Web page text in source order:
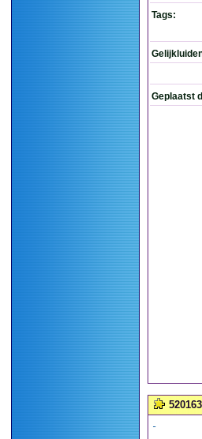
Tags:
Geplaatst
520163
-